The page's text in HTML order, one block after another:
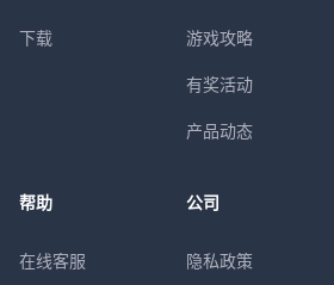
下载 游戏攻略
有奖活动
产品动态
帮助
在线客服
公司
隐私政策